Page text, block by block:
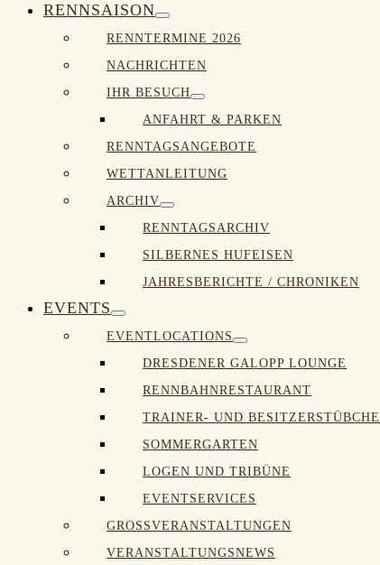
RENNSAISON
RENNTERMINE 2026
NACHRICHTEN
IHR BESUCH
Schalter
ANFAHRT & PARKEN
RENNTAGSANGEBOTE
WETTANLEITUNG
ARCHIV
Schalter
RENNTAGSARCHIV
SILBERNES HUFEISEN
JAHRESBERICHTE / CHRONIKEN
EVENTS
EVENTLOCATIONS
Schalter
DRESDENER GALOPP LOUNGE
RENNBAHNRESTAURANT
TRAINER- UND
SOMMERGARTEN
LOGEN UND TRIBÜNE
EVENTSERVICES
GROSSVERANSTALTUNGEN
VERANSTALTUNGSNEWS